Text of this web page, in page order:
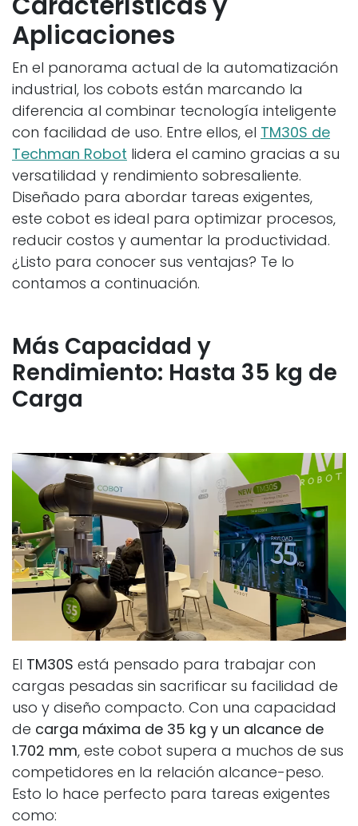
Aplicaciones
En el panorama actual de la automatización
industrial, los cobots están marcando la
diferencia al combinar tecnología inteligente
con facilidad de uso. Entre ellos, el TM30S de
Techman Robot lidera el camino gracias a su
versatilidad y rendimiento sobresaliente.
Diseñado para abordar tareas exigentes,
este cobot es ideal para optimizar procesos,
reducir costos y aumentar la productividad.
¿Listo para conocer sus ventajas? Te lo
contamos a continuación.
Más Capacidad y
Rendimiento: Hasta 35 kg de
Carga
El TM30S está pensado para trabajar con
cargas pesadas sin sacrificar su facilidad de
uso y diseño compacto. Con una capacidad
de carga máxima de 35 kg y un alcance de
1.702 mm, este cobot supera a muchos de sus
competidores en la relación alcance-peso.
Esto lo hace perfecto para tareas exigentes
como: